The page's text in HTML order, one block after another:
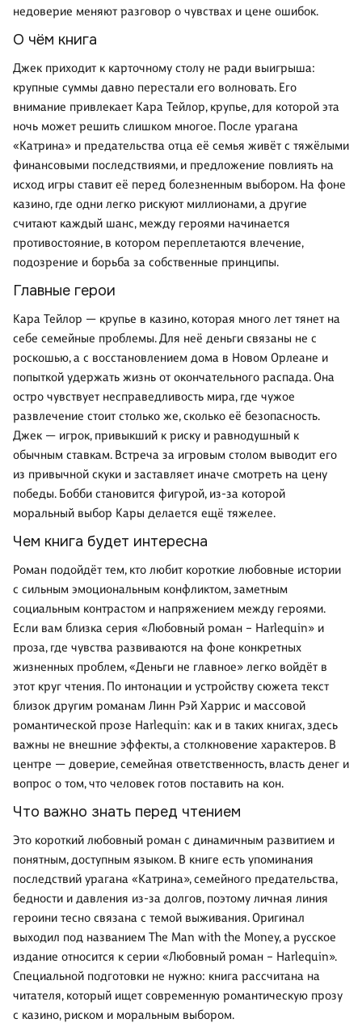
недоверие меняют разговор о чувствах и цене ошибок.
О чём книга
Джек приходит к карточному столу не ради выигрыша:
крупные суммы давно перестали его волновать. Его
внимание привлекает Кара Тейлор, крупье, для которой эта
ночь может решить слишком многое. После урагана
«Катрина» и предательства отца её семья живёт с тяжёлыми
финансовыми последствиями, и предложение повлиять на
исход игры ставит её перед болезненным выбором. На фоне
казино, где одни легко рискуют миллионами, а другие
считают каждый шанс, между героями начинается
противостояние, в котором переплетаются влечение,
подозрение и борьба за собственные принципы.
Главные герои
Кара Тейлор — крупье в казино, которая много лет тянет на
себе семейные проблемы. Для неё деньги связаны не с
роскошью, а с восстановлением дома в Новом Орлеане и
попыткой удержать жизнь от окончательного распада. Она
остро чувствует несправедливость мира, где чужое
развлечение стоит столько же, сколько её безопасность.
Джек — игрок, привыкший к риску и равнодушный к
обычным ставкам. Встреча за игровым столом выводит его
из привычной скуки и заставляет иначе смотреть на цену
победы. Бобби становится фигурой, из-за которой
моральный выбор Кары делается ещё тяжелее.
Чем книга будет интересна
Роман подойдёт тем, кто любит короткие любовные истории
с сильным эмоциональным конфликтом, заметным
социальным контрастом и напряжением между героями.
Если вам близка серия «Любовный роман – Harlequin» и
проза, где чувства развиваются на фоне конкретных
жизненных проблем, «Деньги не главное» легко войдёт в
этот круг чтения. По интонации и устройству сюжета текст
близок другим романам Линн Рэй Харрис и массовой
романтической прозе Harlequin: как и в таких книгах, здесь
важны не внешние эффекты, а столкновение характеров. В
центре — доверие, семейная ответственность, власть денег и
вопрос о том, что человек готов поставить на кон.
Что важно знать перед чтением
Это короткий любовный роман с динамичным развитием и
понятным, доступным языком. В книге есть упоминания
последствий урагана «Катрина», семейного предательства,
бедности и давления из-за долгов, поэтому личная линия
героини тесно связана с темой выживания. Оригинал
выходил под названием The Man with the Money, а русское
издание относится к серии «Любовный роман – Harlequin».
Специальной подготовки не нужно: книга рассчитана на
читателя, который ищет современную романтическую прозу
с казино, риском и моральным выбором.